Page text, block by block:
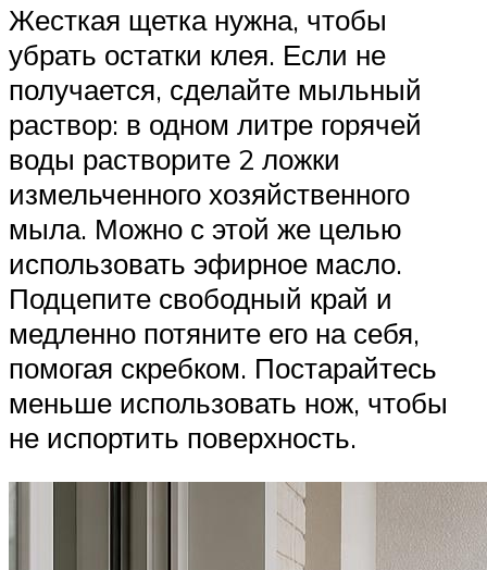
Жесткая щетка нужна, чтобы
убрать остатки клея. Если не
получается, сделайте мыльный
раствор: в одном литре горячей
воды растворите 2 ложки
измельченного хозяйственного
мыла. Можно с этой же целью
использовать эфирное масло.
Подцепите свободный край и
медленно потяните его на себя,
помогая скребком. Постарайтесь
меньше использовать нож, чтобы
не испортить поверхность.